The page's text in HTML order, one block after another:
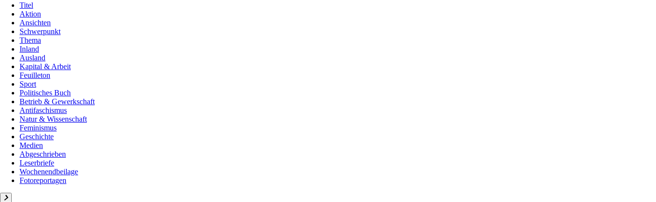
Titel
Aktion
Ansichten
Schwerpunkt
Thema
Inland
Ausland
Kapital & Arbeit
Feuilleton
Sport
Politisches Buch
Betrieb & Gewerkschaft
Antifaschismus
Natur & Wissenschaft
Feminismus
Geschichte
Medien
Abgeschrieben
Leserbriefe
Wochenendbeilage
Fotoreportagen